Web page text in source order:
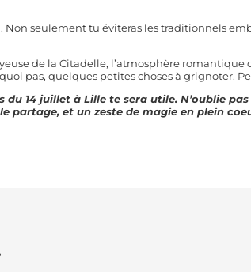
seulement tu éviteras les traditionnels
de la Citadelle, l’atmosphère
pas, quelques petites choses à grignoter.
14 juillet à Lille te sera utile. N’oublie
partage, et un zeste de magie en plein